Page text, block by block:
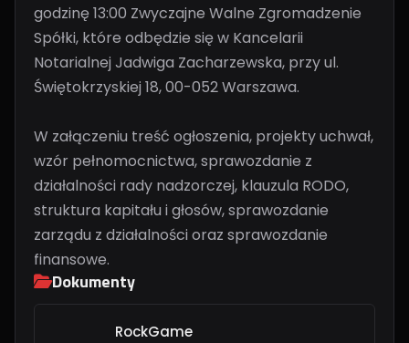
godzinę 13:00 Zwyczajne Walne Zgromadzenie
Spółki, które odbędzie się w Kancelarii
Notarialnej Jadwiga Zacharzewska, przy ul.
Świętokrzyskiej 18, 00-052 Warszawa.
W załączeniu treść ogłoszenia, projekty uchwał,
wzór pełnomocnictwa, sprawozdanie z
działalności rady nadzorczej, klauzula RODO,
struktura kapitału i głosów, sprawozdanie
zarządu z działalności oraz sprawozdanie
finansowe.
Dokumenty
RockGame